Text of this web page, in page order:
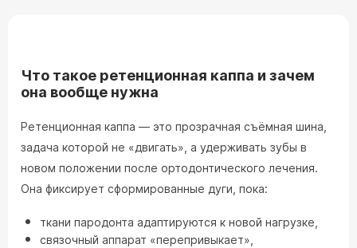
Что такое ретенционная каппа и зачем
она вообще нужна
Ретенционная каппа — это прозрачная съёмная шина,
задача которой не «двигать», а удерживать зубы в
новом положении после ортодонтического лечения.
Она фиксирует сформированные дуги, пока:
ткани пародонта адаптируются к новой нагрузке,
связочный аппарат «перепривыкает»,